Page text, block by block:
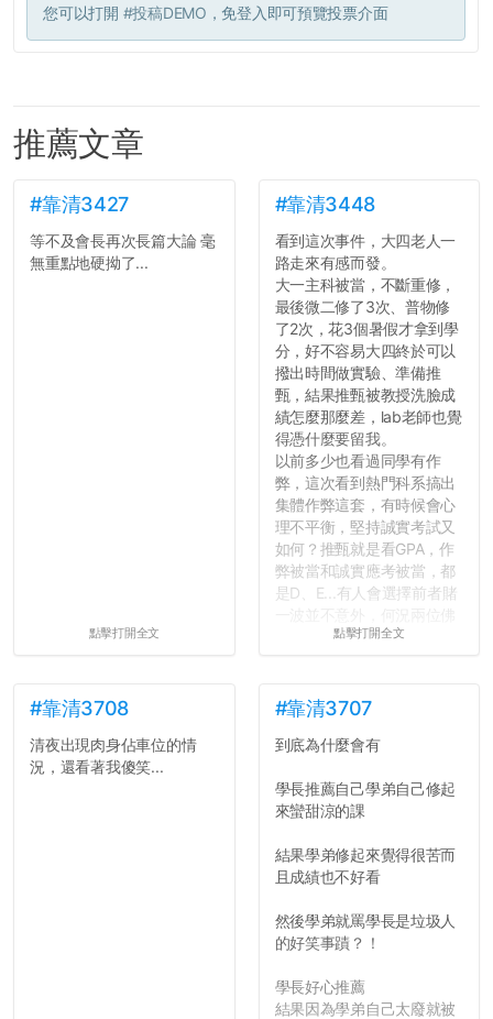
您可以打開 #投稿DEMO ，免登入即可預覽投票介面
推薦文章
#靠清3427
等不及會長再次長篇大論 毫
無重點地硬拗了...
點擊打開全文
#靠清3448
看到這次事件，大四老人一
路走來有感而發。
大一主科被當，不斷重修，
最後微二修了3次、普物修
了2次，花3個暑假才拿到學
分，好不容易大四終於可以
撥出時間做實驗、準備推
甄，結果推甄被教授洗臉成
績怎麼那麼差，lab老師也覺
得憑什麼要留我。
以前多少也看過同學有作
弊，這次看到熱門科系搞出
集體作弊這套，有時候會心
理不平衡，堅持誠實考試又
如何？推甄就是看GPA，作
弊被當和誠實應考被當，都
是D、E...有人會選擇前者賭
心教授看起來要輕輕放下
長作弊的風氣。
反正老人我明天就要搬離新
關，就當最後一天發個牢騷
吧XD，祝學弟妹們修課順利
點擊打開全文
#靠清3708
清夜出現肉身佔車位的情
況，還看著我傻笑...
#靠清3707
到底為什麼會有
學長推薦自己學弟自己修起
來蠻甜涼的課
結果學弟修起來覺得很苦而
且成績也不好看
然後學弟就罵學長是垃圾人
的好笑事蹟？！
學長好心推薦
結果因為學弟自己太廢就被